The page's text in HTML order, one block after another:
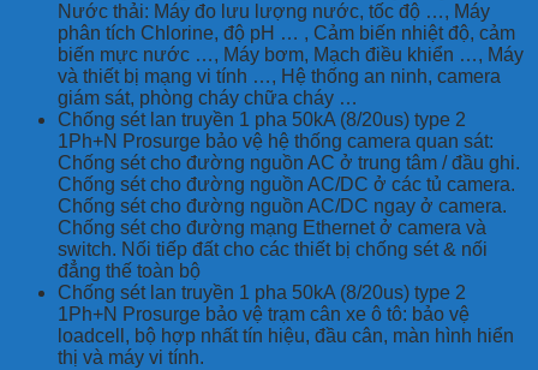
Nước thải: Máy đo lưu lượng nước, tốc độ …, Máy
phân tích Chlorine, độ pH … , Cảm biến nhiệt độ, cảm
biến mực nước …, Máy bơm, Mạch điều khiển …, Máy
và thiết bị mạng vi tính …, Hệ thống an ninh, camera
giám sát, phòng cháy chữa cháy …
Chống sét lan truyền 1 pha 50kA (8/20us) type 2
1Ph+N Prosurge bảo vệ hệ thống camera quan sát:
Chống sét cho đường nguồn AC ở trung tâm / đầu ghi.
Chống sét cho đường nguồn AC/DC ở các tủ camera.
Chống sét cho đường nguồn AC/DC ngay ở camera.
Chống sét cho đường mạng Ethernet ở camera và
switch. Nối tiếp đất cho các thiết bị chống sét & nối
đẳng thế toàn bộ
Chống sét lan truyền 1 pha 50kA (8/20us) type 2
1Ph+N Prosurge bảo vệ trạm cân xe ô tô: bảo vệ
loadcell, bộ hợp nhất tín hiệu, đầu cân, màn hình hiển
thị và máy vi tính.